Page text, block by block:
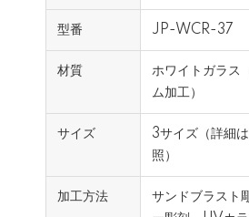
型番 JP-WCR-37
材質
ホワイトガラス
ム加工）
サイズ
3サイズ（詳細
照）
加工方法
サンドブラスト